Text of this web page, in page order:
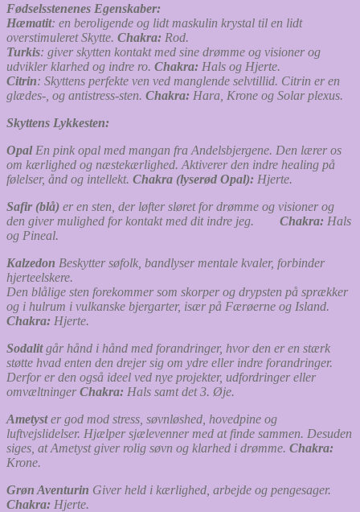
Fødselsstenenes Egenskaber:
Hæmatit: en beroligende og lidt maskulin krystal til en lidt
overstimuleret Skytte. Chakra: Rod.
Turkis: giver skytten kontakt med sine drømme og visioner og
udvikler klarhed og indre ro. Chakra: Hals og Hjerte.
Citrin: Skyttens perfekte ven ved manglende selvtillid. Citrin er en
glædes-, og antistress-sten. Chakra: Hara, Krone og Solar plexus.
Skyttens Lykkesten:
Opal En pink opal med mangan fra Andelsbjergene. Den lærer os
om kærlighed og næstekærlighed. Aktiverer den indre healing på
følelser, ånd og intellekt. Chakra (lyserød Opal): Hjerte.
Safir (blå) er en sten, der løfter sløret for drømme og visioner og
den giver mulighed for kontakt med dit indre jeg. Chakra: Hals
og Pineal.
Kalzedon Beskytter søfolk, bandlyser mentale kvaler, forbinder
hjerteelskere.
Den blålige sten forekommer som skorper og drypsten på sprækker
og i hulrum i vulkanske bjergarter, især på Færøerne og Island.
Chakra: Hjerte.
Sodalitgår hånd i hånd med forandringer, hvor den er en stærk
støtte hvad enten den drejer sig om ydre eller indre forandringer.
Derfor er den også ideel ved nye projekter, udfordringer eller
omvæltninger Chakra: Hals samt det 3. Øje.
Ametyster god mod stress, søvnløshed, hovedpine og
luftvejslidelser. Hjælper sjælevenner med at finde sammen. Desuden
siges, at Ametyst giver rolig søvn og klarhed i drømme. Chakra:
Krone.
Grøn Aventurin Giver held i kærlighed, arbejde og pengesager.
Chakra: Hjerte.